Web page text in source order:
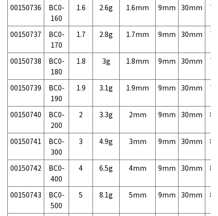
00150736
BC0-
160
1.6 2.6g 1.6mm 9mm 30mm
00150737
BC0-
170
1.7 2.8g 1.7mm 9mm 30mm
00150738
BC0-
180
1.8 3g 1.8mm 9mm 30mm
00150739
BC0-
190
1.9 3.1g 1.9mm 9mm 30mm
00150740
BC0-
200
2 3.3g 2mm 9mm 30mm
00150741
BC0-
300
3 4.9g 3mm 9mm 30mm
00150742
BC0-
400
4 6.5g 4mm 9mm 30mm
00150743
BC0-
500
5 8.1g 5mm 9mm 30mm